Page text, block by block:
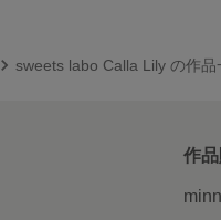
sweets labo Calla Lily の作品
作